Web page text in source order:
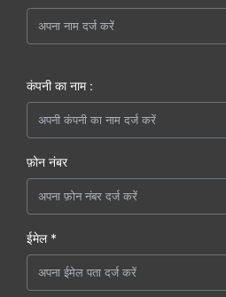
कंपनी का नाम :
फ़ोन नंबर
ईमेल *